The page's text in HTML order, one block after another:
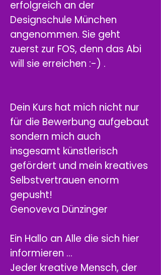
erfolgreich an der
Designschule München
angenommen. Sie geht
zuerst zur FOS, denn das Abi
will sie erreichen :-) .
Dein Kurs hat mich nicht nur
für die Bewerbung aufgebaut
sondern mich auch
insgesamt künstlerisch
gefördert und mein kreatives
Selbstvertrauen enorm
gepusht!
Genoveva Dünzinger
Ein Hallo an Alle die sich hier
informieren …
Jeder kreative Mensch, der